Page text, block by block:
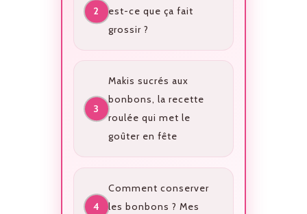
est-ce que ça fait
grossir ?
Makis sucrés aux
bonbons, la recette
roulée qui met le
goûter en fête
Comment conserver
les bonbons ? Mes